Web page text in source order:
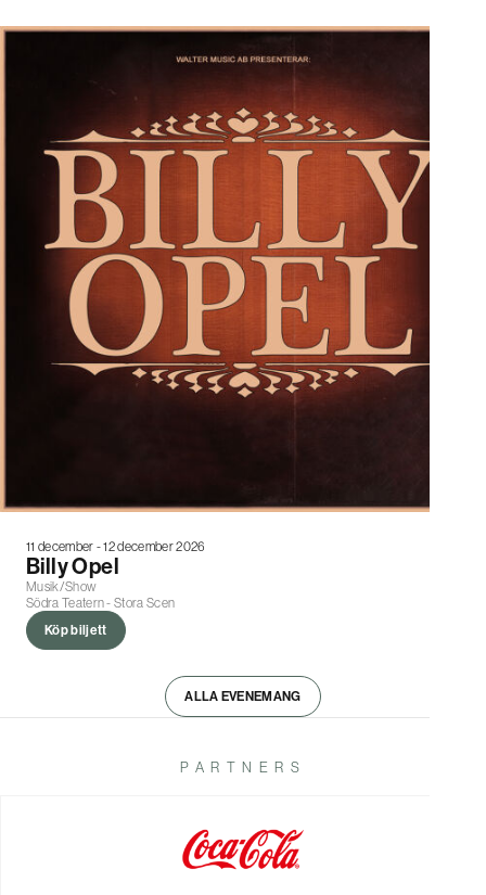
11 december - 12 december 2026
Billy Opel
Musik/Show
Södra Teatern - Stora Scen
Köp biljett
ALLA EVENEMANG
PARTNERS